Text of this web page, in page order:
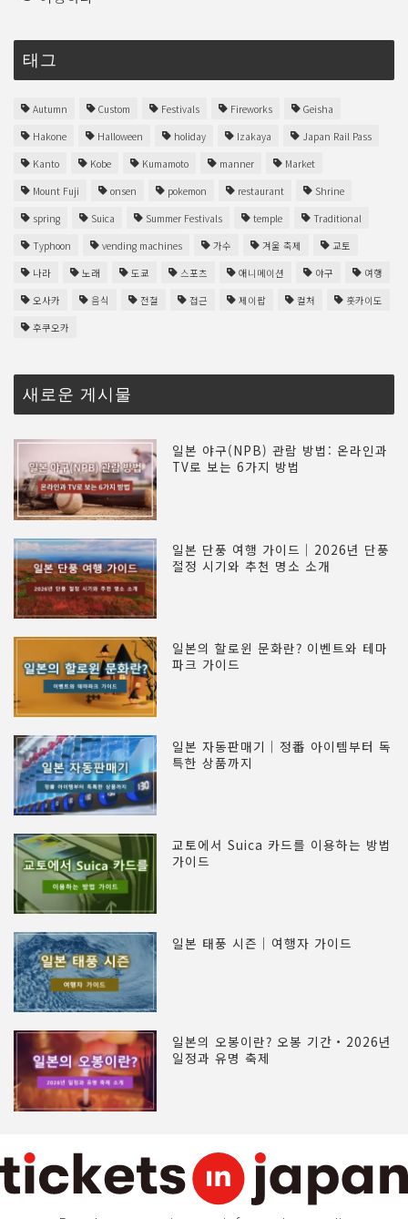
태그
Autumn Custom Festivals Fireworks
Geisha
Hakone
Halloween holiday Izakaya
Japan Rail Pass
Kanto
Kobe Kumamoto manner
Market
Mount Fuji
onsen pokemon restaurant
Shrine
spring
Suica Summer Festivals temple
Traditional
Typhoon
vending machines 가수 겨울 축제
교토
나라
노래 도쿄 스포츠 애니메이션 야구
여행
오사카
음식 전철 접근 제이팝 컬처
홋카이도
후쿠오카
새로운 게시물
일본 야구(NPB) 관람 방법: 온라인과
TV로 보는 6가지 방법
일본 단풍 여행 가이드｜2026년 단풍
절정 시기와 추천 명소 소개
일본의 할로윈 문화란? 이벤트와 테마
파크 가이드
일본 자동판매기｜정番 아이템부터 독
특한 상품까지
교토에서 Suica 카드를 이용하는 방법
가이드
일본 태풍 시즌｜여행자 가이드
일본의 오봉이란? 오봉 기간・2026년
일정과 유명 축제